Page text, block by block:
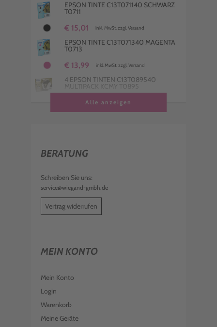
EPSON TINTE C13T071140 SCHWARZ
T0711
€ 15,01 inkl. MwSt. zzgl. Versand
EPSON TINTE C13T071340 MAGENTA
T0713
€ 13,99 inkl. MwSt. zzgl. Versand
4 EPSON TINTEN C13T089540
MULTIPACK KCMY T0895
€ 33,99 inkl. MwSt. zzgl. Versand
EPSON TINTE C13T071240 CYAN T0712
€ 14,99
EPSON TINTE C13T089340 MAGENTA
T0893
€ 8,98 inkl. MwSt. zzgl. Versand
€ 7,98 inkl. MwSt. zzgl. Versand
Alle anzeigen
BERATUNG
Schreiben Sie uns:
service@wiegand-gmbh.de
Vertrag widerrufen
MEIN KONTO
Mein Konto
Login
Warenkorb
Meine Geräte